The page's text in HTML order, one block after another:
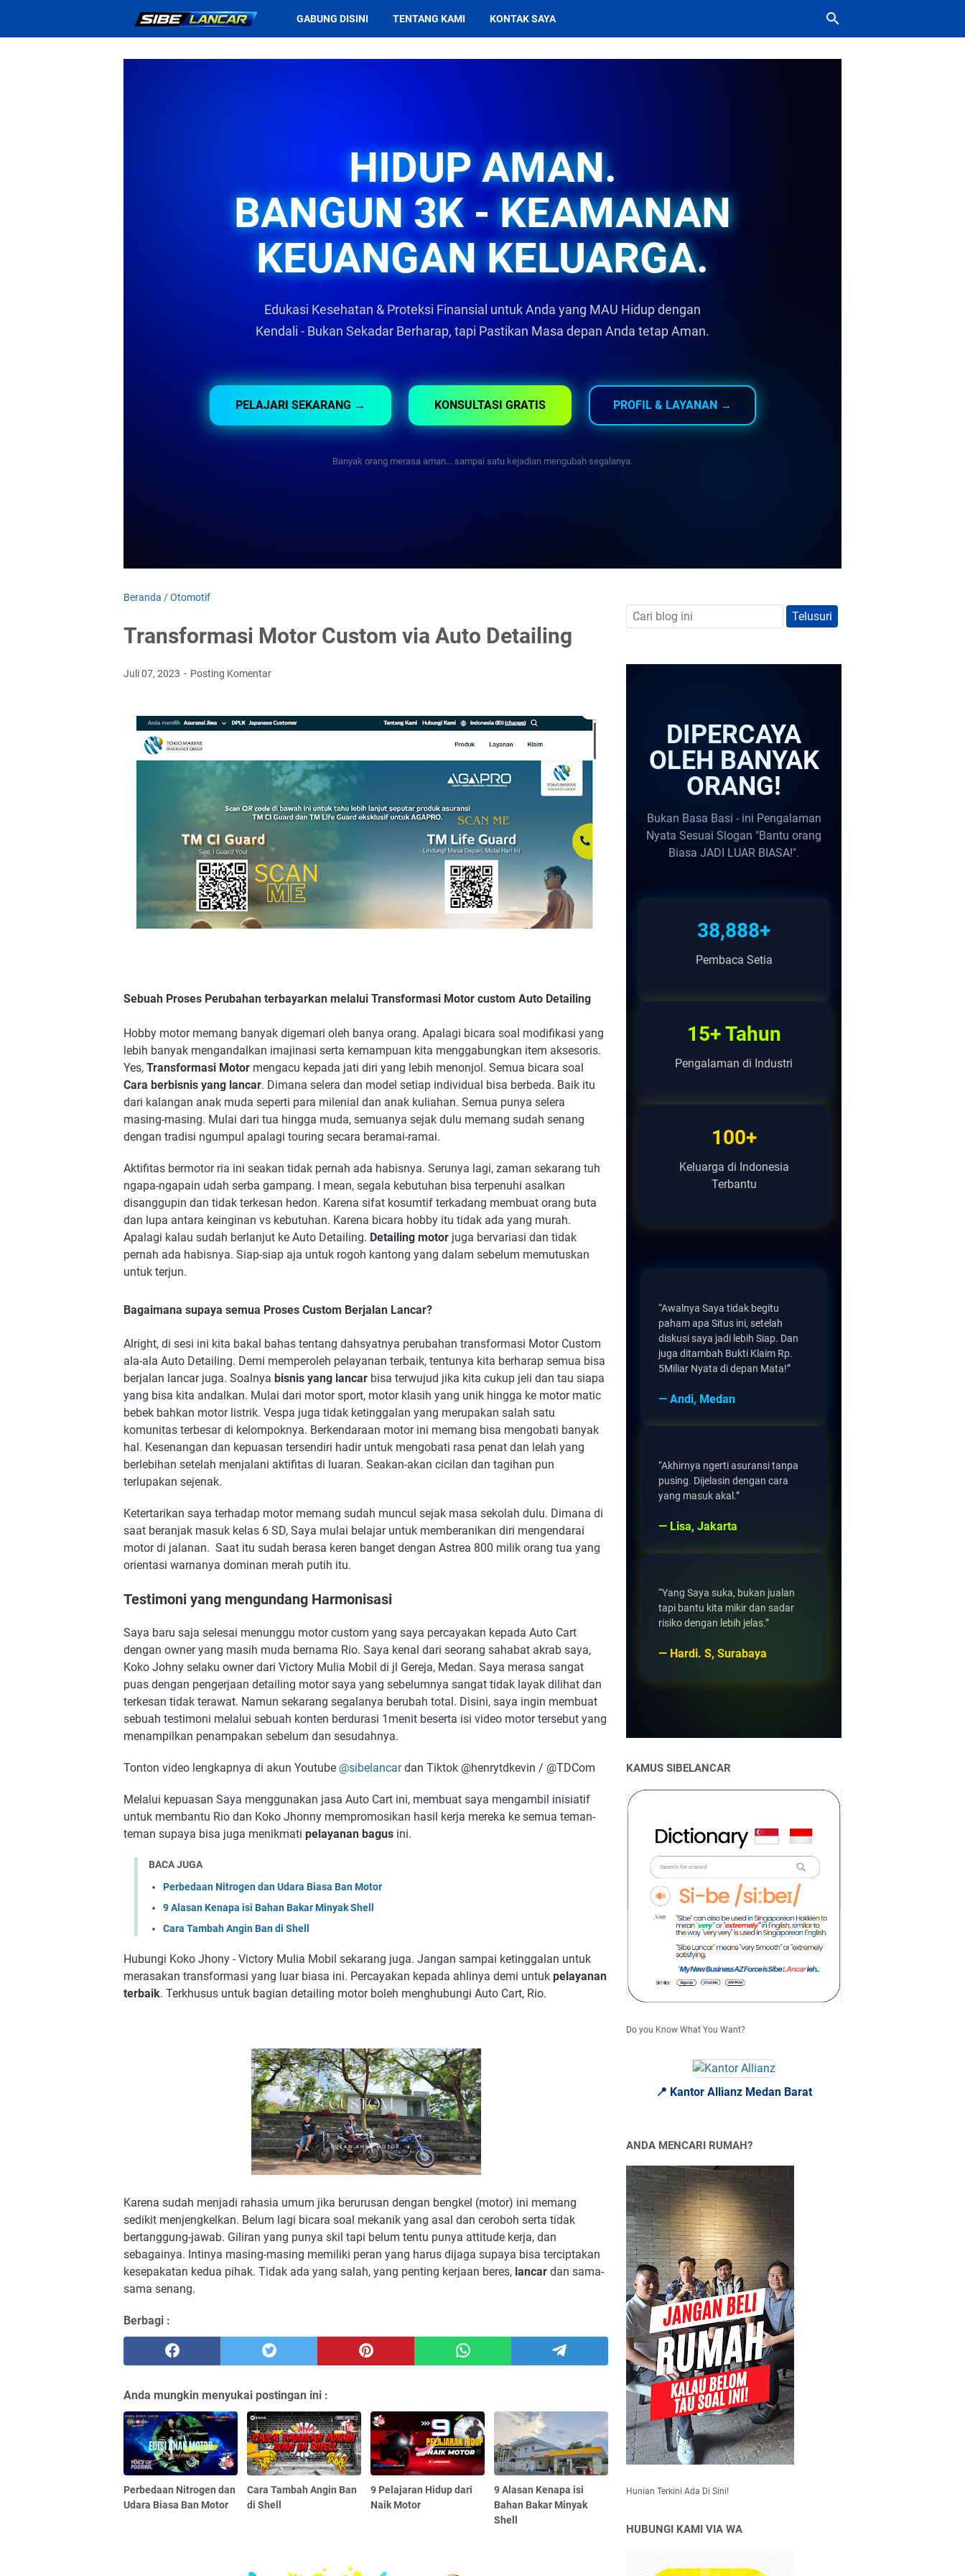
GABUNG DISINI TENTANG KAMI KONTAK SAYA
HIDUP AMAN.
BANGUN 3K - KEAMANAN
KEUANGAN KELUARGA.
Edukasi Kesehatan & Proteksi Finansial untuk Anda yang MAU Hidup dengan
Kendali - Bukan Sekadar Berharap, tapi Pastikan Masa depan Anda tetap Aman.
PELAJARI SEKARANG → KONSULTASI GRATIS PROFIL & LAYANAN →
Banyak orang merasa aman… sampai satu kejadian mengubah segalanya.
Beranda /Otomotif
Transformasi Motor Custom via Auto Detailing
Juli 07, 2023 Posting Komentar
Sebuah Proses Perubahan terbayarkan melalui Transformasi Motor custom Auto Detailing
Hobby motor memang banyak digemari oleh banya orang. Apalagi bicara soal modifikasi yang
lebih banyak mengandalkan imajinasi serta kemampuan kita menggabungkan item aksesoris.
Yes, Transformasi Motor
Cara berbisnis yang lancar. Dimana selera dan model setiap individual bisa berbeda. Baik itu
dari kalangan anak muda seperti para milenial dan anak kuliahan. Semua punya selera
masing-masing. Mulai dari tua hingga muda, semuanya sejak dulu memang sudah senang
dengan tradisi ngumpul apalagi touring secara beramai-ramai.
Aktifitas bermotor ria ini seakan tidak pernah ada habisnya. Serunya lagi, zaman sekarang tuh
ngapa-ngapain udah serba gampang. I mean, segala kebutuhan bisa terpenuhi asalkan
disanggupin dan tidak terkesan hedon. Karena sifat kosumtif terkadang membuat orang buta
dan lupa antara keinginan vs kebutuhan. Karena bicara hobby itu tidak ada yang murah.
Apalagi kalau sudah berlanjut ke Auto Detailing. Detailing motor juga bervariasi dan tidak
pernah ada habisnya. Siap-siap aja untuk rogoh kantong yang dalam sebelum memutuskan
untuk terjun.
Bagaimana supaya semua Proses Custom Berjalan Lancar?
Alright, di sesi ini kita bakal bahas tentang dahsyatnya perubahan transformasi Motor Custom
ala-ala Auto Detailing. Demi memperoleh pelayanan terbaik, tentunya kita berharap semua bisa
berjalan lancar juga. Soalnya bisnis yang lancar bisa terwujud jika kita cukup jeli dan tau siapa
yang bisa kita andalkan. Mulai dari motor sport, motor klasih yang unik hingga ke motor matic
bebek bahkan motor listrik. Vespa juga tidak ketinggalan yang merupakan salah satu
komunitas terbesar di kelompoknya. Berkendaraan motor ini memang bisa mengobati banyak
hal. Kesenangan dan kepuasan tersendiri hadir untuk mengobati rasa penat dan lelah yang
berlebihan setelah menjalani aktifitas di luaran. Seakan-akan cicilan dan tagihan pun
terlupakan sejenak.
Ketertarikan saya terhadap motor memang sudah muncul sejak masa sekolah dulu. Dimana di
saat beranjak masuk kelas 6 SD, Saya mulai belajar untuk memberanikan diri mengendarai
motor di jalanan.  Saat itu sudah berasa keren banget dengan Astrea 800 milik orang tua yang
orientasi warnanya dominan merah putih itu.
Testimoni yang mengundang Harmonisasi
Saya baru saja selesai menunggu motor custom yang saya percayakan kepada Auto Cart
dengan owner yang masih muda bernama Rio. Saya kenal dari seorang sahabat akrab saya,
Koko Johny selaku owner dari Victory Mulia Mobil di jl Gereja, Medan. Saya merasa sangat
puas dengan pengerjaan detailing motor saya yang sebelumnya sangat tidak layak dilihat dan
terkesan tidak terawat. Namun sekarang segalanya berubah total. Disini, saya ingin membuat
sebuah testimoni melalui sebuah konten berdurasi 1menit beserta isi video motor tersebut yang
menampilkan penampakan sebelum dan sesudahnya.
Tonton video lengkapnya di akun Youtube @sibelancar dan Tiktok @henrytdkevin / @TDCom
Melalui kepuasan Saya menggunakan jasa Auto Cart ini, membuat saya mengambil inisiatif
untuk membantu Rio dan Koko Jhonny mempromosikan hasil kerja mereka ke semua teman-
teman supaya bisa juga menikmati pelayanan bagus ini.
BACA JUGA
Perbedaan Nitrogen dan Udara Biasa Ban Motor
9 Alasan Kenapa isi Bahan Bakar Minyak Shell
Cara Tambah Angin Ban di Shell
Hubungi Koko Jhony - Victory Mulia Mobil sekarang juga. Jangan sampai ketinggalan untuk
merasakan transformasi yang luar biasa ini. Percayakan kepada ahlinya demi untuk pelayanan
terbaik. Terkhusus untuk bagian detailing motor boleh menghubungi Auto Cart, Rio.
Karena sudah menjadi rahasia umum jika berurusan dengan bengkel (motor) ini memang
sedikit menjengkelkan. Belum lagi bicara soal mekanik yang asal dan ceroboh serta tidak
bertanggung-jawab. Giliran yang punya skil tapi belum tentu punya attitude kerja, dan
sebagainya. Intinya masing-masing memiliki peran yang harus dijaga supaya bisa terciptakan
kesepakatan kedua pihak. Tidak ada yang salah, yang penting kerjaan beres, lancar dan sama-
sama senang.
Berbagi :
Anda mungkin menyukai postingan ini :
Perbedaan Nitrogen dan
Udara Biasa Ban Motor
Cara Tambah Angin Ban
di Shell
9 Pelajaran Hidup dari
Naik Motor
9 Alasan Kenapa isi
Bahan Bakar Minyak
Shell
DIPERCAYA
OLEH BANYAK
ORANG!
Bukan Basa Basi - ini Pengalaman
Nyata Sesuai Slogan "Bantu orang
Biasa JADI LUAR BIASA!".
38,888+
Pembaca Setia
15+ Tahun
Pengalaman di Industri
100+
Keluarga di Indonesia
Terbantu
“Awalnya Saya tidak begitu
paham apa Situs ini, setelah
diskusi saya jadi lebih Siap. Dan
juga ditambah Bukti Klaim Rp.
5Miliar Nyata di depan Mata!”
— Andi, Medan
“Akhirnya ngerti asuransi tanpa
pusing. Dijelasin dengan cara
yang masuk akal.”
— Lisa, Jakarta
“Yang Saya suka, bukan jualan
tapi bantu kita mikir dan sadar
risiko dengan lebih jelas.”
— Hardi. S, Surabaya
KAMUS SIBELANCAR
Do you Know What You Want?
📍 Kantor Allianz Medan Barat
ANDA MENCARI RUMAH?
Hunian Terkini Ada Di Sini!
HUBUNGI KAMI VIA WA